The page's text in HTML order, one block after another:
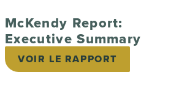
McKendy Report:
Executive Summary
VOIR LE RAPPORT